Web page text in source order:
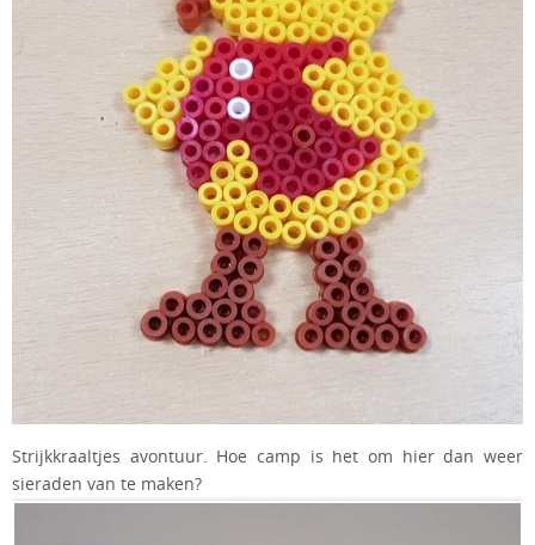
Strijkkraaltjes avontuur. Hoe camp is het om hier dan weer
sieraden van te maken?